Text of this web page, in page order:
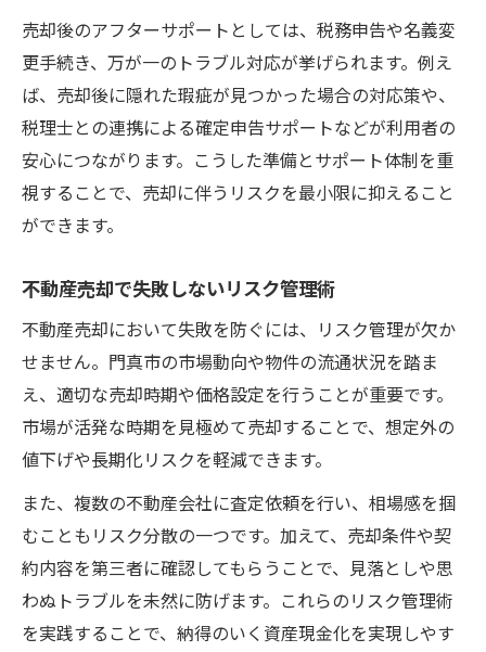
売却後のアフターサポートとしては、税務申告や名義変
更手続き、万が一のトラブル対応が挙げられます。例え
ば、売却後に隠れた瑕疵が見つかった場合の対応策や、
税理士との連携による確定申告サポートなどが利用者の
安心につながります。こうした準備とサポート体制を重
視することで、売却に伴うリスクを最小限に抑えること
ができます。
不動産売却で失敗しないリスク管理術
不動産売却において失敗を防ぐには、リスク管理が欠か
せません。門真市の市場動向や物件の流通状況を踏ま
え、適切な売却時期や価格設定を行うことが重要です。
市場が活発な時期を見極めて売却することで、想定外の
値下げや長期化リスクを軽減できます。
また、複数の不動産会社に査定依頼を行い、相場感を掴
むこともリスク分散の一つです。加えて、売却条件や契
約内容を第三者に確認してもらうことで、見落としや思
わぬトラブルを未然に防げます。これらのリスク管理術
を実践することで、納得のいく資産現金化を実現しやす